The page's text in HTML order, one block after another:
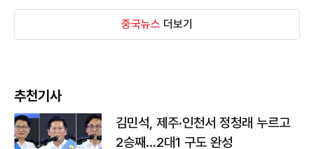
중국뉴스 더보기
추천기사
김민석, 제주·인천서 정청래 누르고
2승째…2대1 구도 완성